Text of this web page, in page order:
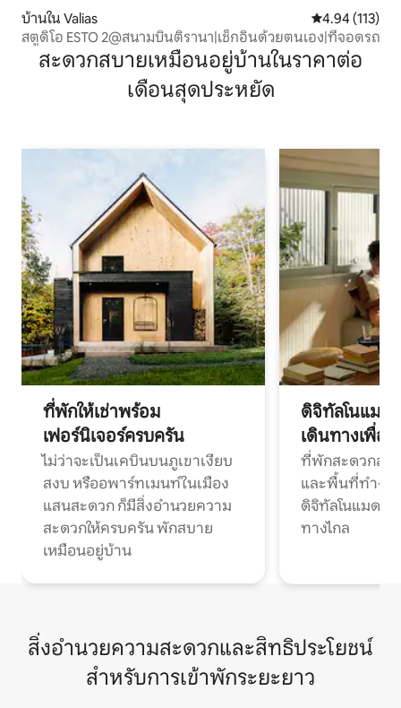
บ้านใน Valias คะแนนเฉลี่ย
4.94 (113)
สตูดิโอ ESTO 2@สนามบินติรานา|เช็กอินด้วยตนเอง|ที่จอดรถ
สะดวกสบายเหมือนอยู่บ้านในราคาต่อ
เดือนสุดประหยัด
ที่พักให้เช่าพร้อม
เฟอร์นิเจอร์ครบครัน
ไม่ว่าจะเป็นเคบินบนภูเขาเงียบ
สงบ หรืออพาร์ทเมนท์ในเมือง
แสนสะดวก ก็มีสิ่งอำนวยความ
สะดวกให้ครบครัน พักสบาย
เหมือนอยู่บ้าน
ดิจิทัลโนแมด
เดินทางเพื่อ
ที่พักสะดวกสบ
และพื้นที่ทำงา
ดิจิทัลโนแมดแ
ทางไกล
สิ่งอำนวยความสะดวกและสิทธิประโยชน์
สำหรับการเข้าพักระยะยาว